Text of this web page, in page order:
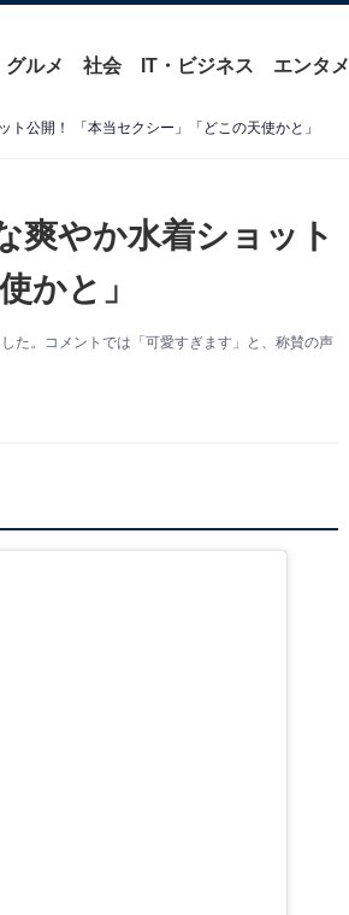
グルメ 社会 IT・ビジネス エンタメ
ト公開！ 「本当セクシー」「どこの天使かと」
爽やか水着ショット
かと」
た。コメントでは「可愛すぎます」と、称賛の声